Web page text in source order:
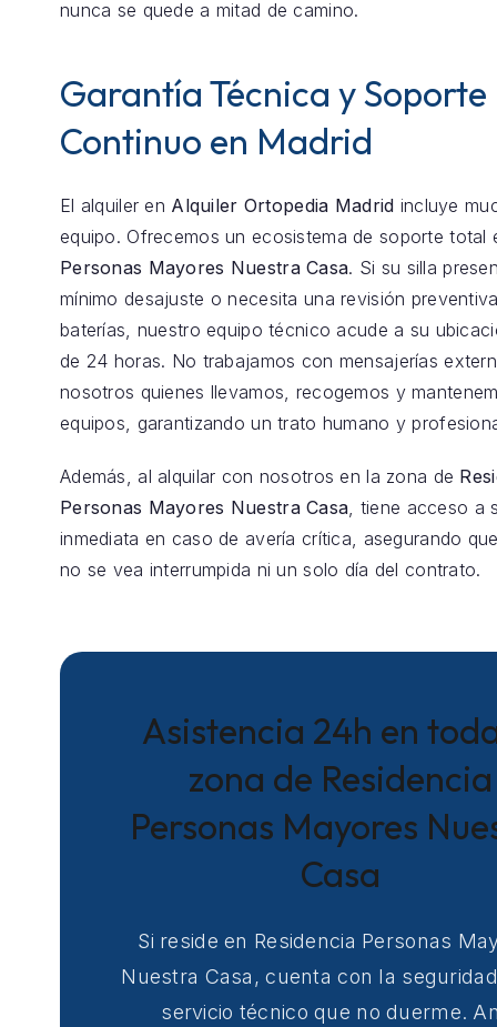
nunca se quede a mitad de camino.
Garantía Técnica y Soporte
Continuo en Madrid
El alquiler en Alquiler Ortopedia Madrid incluye
equipo. Ofrecemos un ecosistema de soporte total
Personas Mayores Nuestra Casa. Si su silla
mínimo desajuste o necesita una revisión
baterías, nuestro equipo técnico acude a su
de 24 horas. No trabajamos con mensajerías
nosotros quienes llevamos, recogemos y
equipos, garantizando un trato humano y
Además, al alquilar con nosotros en la zona de
Personas Mayores Nuestra Casa, tiene acceso a
inmediata en caso de avería crítica, asegurando
no se vea interrumpida ni un solo día del contrato.
Asistencia 24h en
zona de Residencia
Personas Mayores
Casa
Si reside en Residencia Personas
Nuestra Casa, cuenta con la
servicio técnico que no duerme.